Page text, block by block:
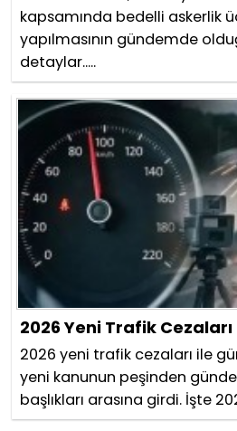
kapsamında bedelli askerlik
yapılmasının gündemde
detaylar.....
2026 Yeni Trafik
2026 yeni trafik cezaları ile
yeni kanunun peşinden
başlıkları arasına girdi. İşte